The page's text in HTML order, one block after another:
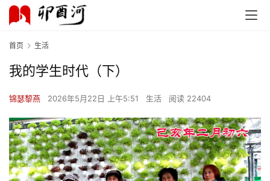
首页 生活
我的学生时代（下）
锦瑟黎燕 2026年5月22日 上午5:51 生活 阅读 22404